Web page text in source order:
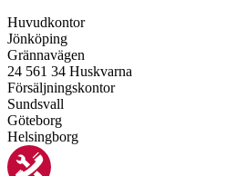
Huvudkontor
Jönköping
Grännavägen
24 561 34 Huskvarna
Försäljningskontor
Sundsvall
Göteborg
Helsingborg